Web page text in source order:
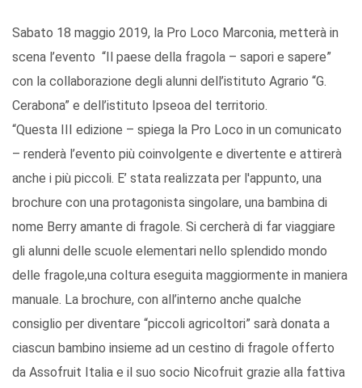
Sabato 18 maggio 2019, la Pro Loco Marconia, metterà in
scena l’evento “Il paese della fragola – sapori e sapere”
con la collaborazione degli alunni dell’istituto Agrario “G.
Cerabona” e dell’istituto Ipseoa del territorio.
“Questa III edizione – spiega la Pro Loco in un comunicato
– renderà l’evento più coinvolgente e divertente e attirerà
anche i più piccoli. E’ stata realizzata per l'appunto, una
brochure con una protagonista singolare, una bambina di
nome Berry amante di fragole. Si cercherà di far viaggiare
gli alunni delle scuole elementari nello splendido mondo
delle fragole,una coltura eseguita maggiormente in maniera
manuale. La brochure, con all’interno anche qualche
consiglio per diventare “piccoli agricoltori” sarà donata a
ciascun bambino insieme ad un cestino di fragole offerto
da Assofruit Italia e il suo socio Nicofruit grazie alla fattiva